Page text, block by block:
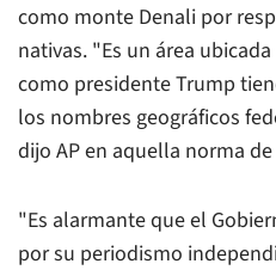
como monte Denali por
nativas. "Es un área
como presidente Trump
los nombres geográficos
dijo AP en aquella norma
"Es alarmante que el
por su periodismo